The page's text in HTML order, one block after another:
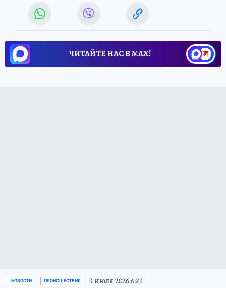
ЧИТАЙТЕ НАС В МАХ!
НОВОСТИ ПРОИСШЕСТВИЯ 3 июля 2026 6:21